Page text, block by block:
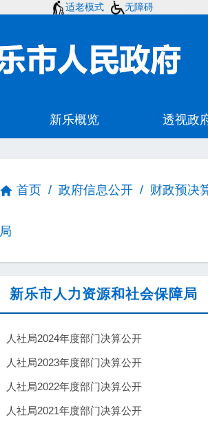
适老模式 无障碍
首页 / 政府信息公开 / 财政预决
局
新乐市人力资源和社会保障局
人社局2024年度部门决算公开
人社局2023年度部门决算公开
人社局2022年度部门决算公开
人社局2021年度部门决算公开